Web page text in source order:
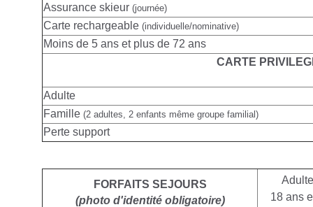
Assurance skieur (journée)
Carte rechargeable (individuelle/nominative)
Moins de 5 ans et plus de 72 ans
CARTE
Adulte
Famille (2 adultes, 2 enfants même groupe familial)
Perte support
FORFAITS SEJOURS
(photo d'identité obligatoire)
Adulte
18 ans